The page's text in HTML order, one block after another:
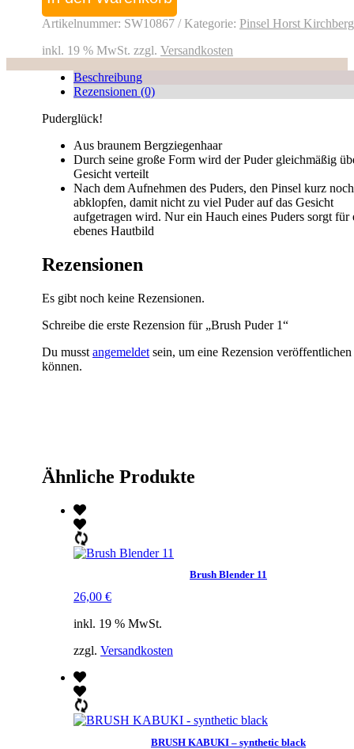
Menge
Artikelnummer: SW10867 Kategorie: Pinsel Horst
inkl. 19 % MwSt. zzgl. Versandkosten
Beschreibung
Rezensionen (0)
Puderglück!
Aus braunem Bergziegenhaar
Durch seine große Form wird der Puder gleichmäßig
Gesicht verteilt
Nach dem Aufnehmen des Puders, den Pinsel kurz
abklopfen, damit nicht zu viel Puder auf das Gesicht
aufgetragen wird. Nur ein Hauch eines Puders sorgt für
ebenes Hautbild
Rezensionen
Es gibt noch keine Rezensionen.
Schreibe die erste Rezension für „Brush Puder 1“
Du musst angemeldet sein, um eine Rezension veröffentlichen
können.
Ähnliche Produkte
Brush Blender 11
26,00 €
inkl. 19 % MwSt.
zzgl. Versandkosten
BRUSH KABUKI – synthetic black